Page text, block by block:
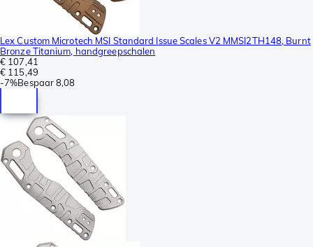
Lex Custom Microtech MSI Standard Issue Scales V2 MMSI2TH148, Burnt
Bronze Titanium, handgreepschalen
€ 107,41
€ 115,49
-7%Bespaar8,08